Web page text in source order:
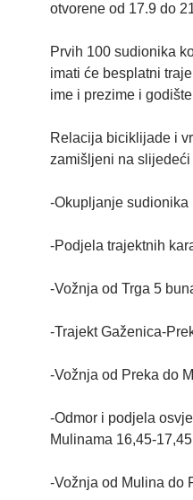
otvorene od 17.9 do
Prvih 100 sudionika
imati će besplatni
ime i prezime i
Relacija biciklijade i
zamišljeni na slijedeći
-Okupljanje sudionika
-Podjela trajektnih
-Vožnja od Trga 5
-Trajekt Gaženica-
-Vožnja od Preka do
-Odmor i podjela
Mulinama 16,45-17,45
-Vožnja od Mulina do